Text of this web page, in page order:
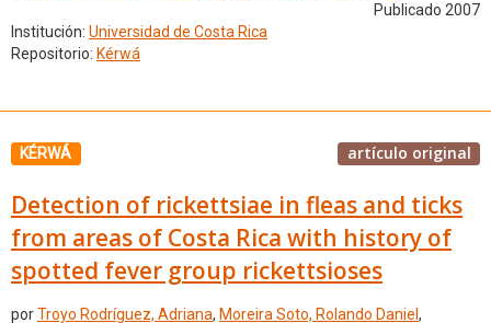
Publicado 2007
Institución: Universidad de Costa Rica
Repositorio: Kérwá
KÉRWÁ artículo original
Detection of rickettsiae in fleas and ticks
from areas of Costa Rica with history of
spotted fever group rickettsioses
porTroyo Rodríguez, Adriana, Moreira Soto, Rolando Daniel ,